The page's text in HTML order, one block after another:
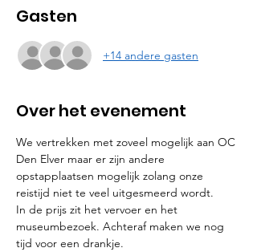
Gasten
+14 andere gasten
Over het evenement
We vertrekken met zoveel mogelijk aan OC
Den Elver maar er zijn andere
opstapplaatsen mogelijk zolang onze
reistijd niet te veel uitgesmeerd wordt.
In de prijs zit het vervoer en het
museumbezoek. Achteraf maken we nog
tijd voor een drankje.